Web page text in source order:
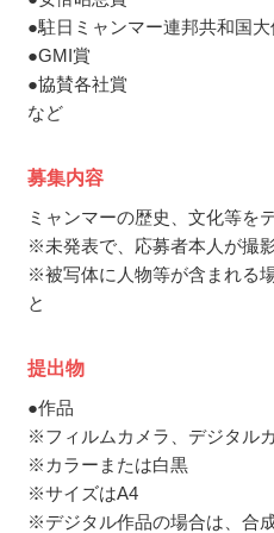
●駐日ミャンマー連邦共和国大
●GMI賞
●協賛各社賞
など
募集内容
ミャンマーの歴史、文化等を
※未発表で、応募者本人が撮
※被写体に人物等が含まれる
と
提出物
●作品
※フィルムカメラ、デジタル
※カラーまたは白黒
※サイズはA4
※デジタル作品の場合は、合